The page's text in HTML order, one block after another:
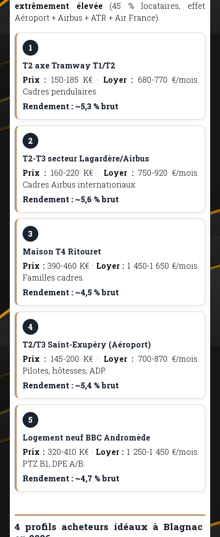
extrêmement élevée(45 % locataires, effet
Aéroport + Airbus + ATR + Air France).
1
T2 axe Tramway T1/T2
Prix : 150-185 K€ · Loyer : 680-770 €/mois.
Cadres pendulaires.
Rendement : ~5,3 % brut
2
T2-T3 secteur Lagardère/Airbus
Prix : 160-220 K€ · Loyer :750-920 €/mois.
Cadres Airbus internationaux.
Rendement : ~5,6 % brut
3
Maison T4 Ritouret
Prix :390-460 K€ · Loyer : 1 450-1 650 €/mois.
Familles cadres.
Rendement : ~4,5 % brut
4
T2/T3 Saint-Exupéry (Aéroport)
Prix : 145-200 K€ · Loyer :700-870 €/mois.
Pilotes, hôtesses, ADP.
Rendement : ~5,4 % brut
5
Logement neuf BBC Andromède
Prix :320-410 K€ · Loyer : 1 250-1 450 €/mois.
PTZ B1, DPE A/B.
Rendement : ~4,7 % brut
4 profils acheteurs idéaux à Blagnac